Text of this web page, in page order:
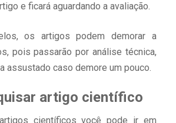
e ficará aguardando a avaliação.
os artigos podem demorar a
pois passarão por análise técnica,
assustado caso demore um pouco.
artigo científico
científicos você pode ir em